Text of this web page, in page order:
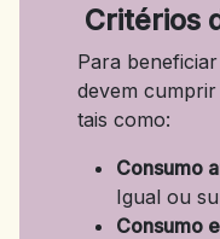
Critérios
Para
devem
tais como:
Consumo
Igual ou
Consumo